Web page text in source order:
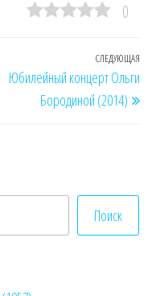
0
СЛЕДУЮЩАЯ
Юбилейный концерт Ольги
Бородиной (2014)
Поиск